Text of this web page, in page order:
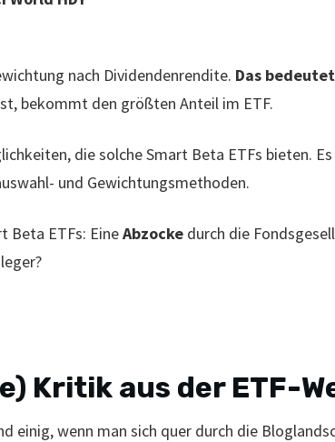
nach Dividendenrendite. Das
bekommt den größten Anteil im ETF.
die solche Smart Beta ETFs bieten.
und Gewichtungsmethoden.
Beta ETFs: EineAbzocke durch die
Kritik aus der ETF-
einig, wenn man sich quer durch die